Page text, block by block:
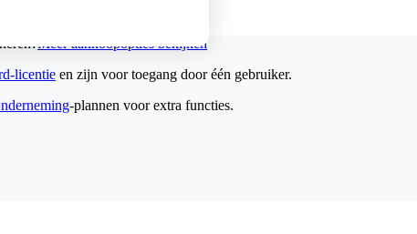
Meer aankoopopties bekijken
licentie en zijn voor toegang door één gebruiker.
-plannen voor extra functies.